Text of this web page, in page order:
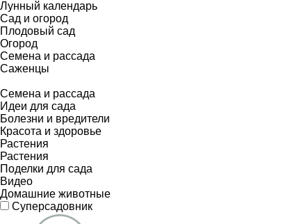
Лунный календарь
Сад и огород
Плодовый сад
Огород
Семена и рассада
Саженцы
Семена и рассада
Идеи для сада
Болезни и вредители
Красота и здоровье
Растения
Растения
Поделки для сада
Видео
Домашние животные
Суперсадовник